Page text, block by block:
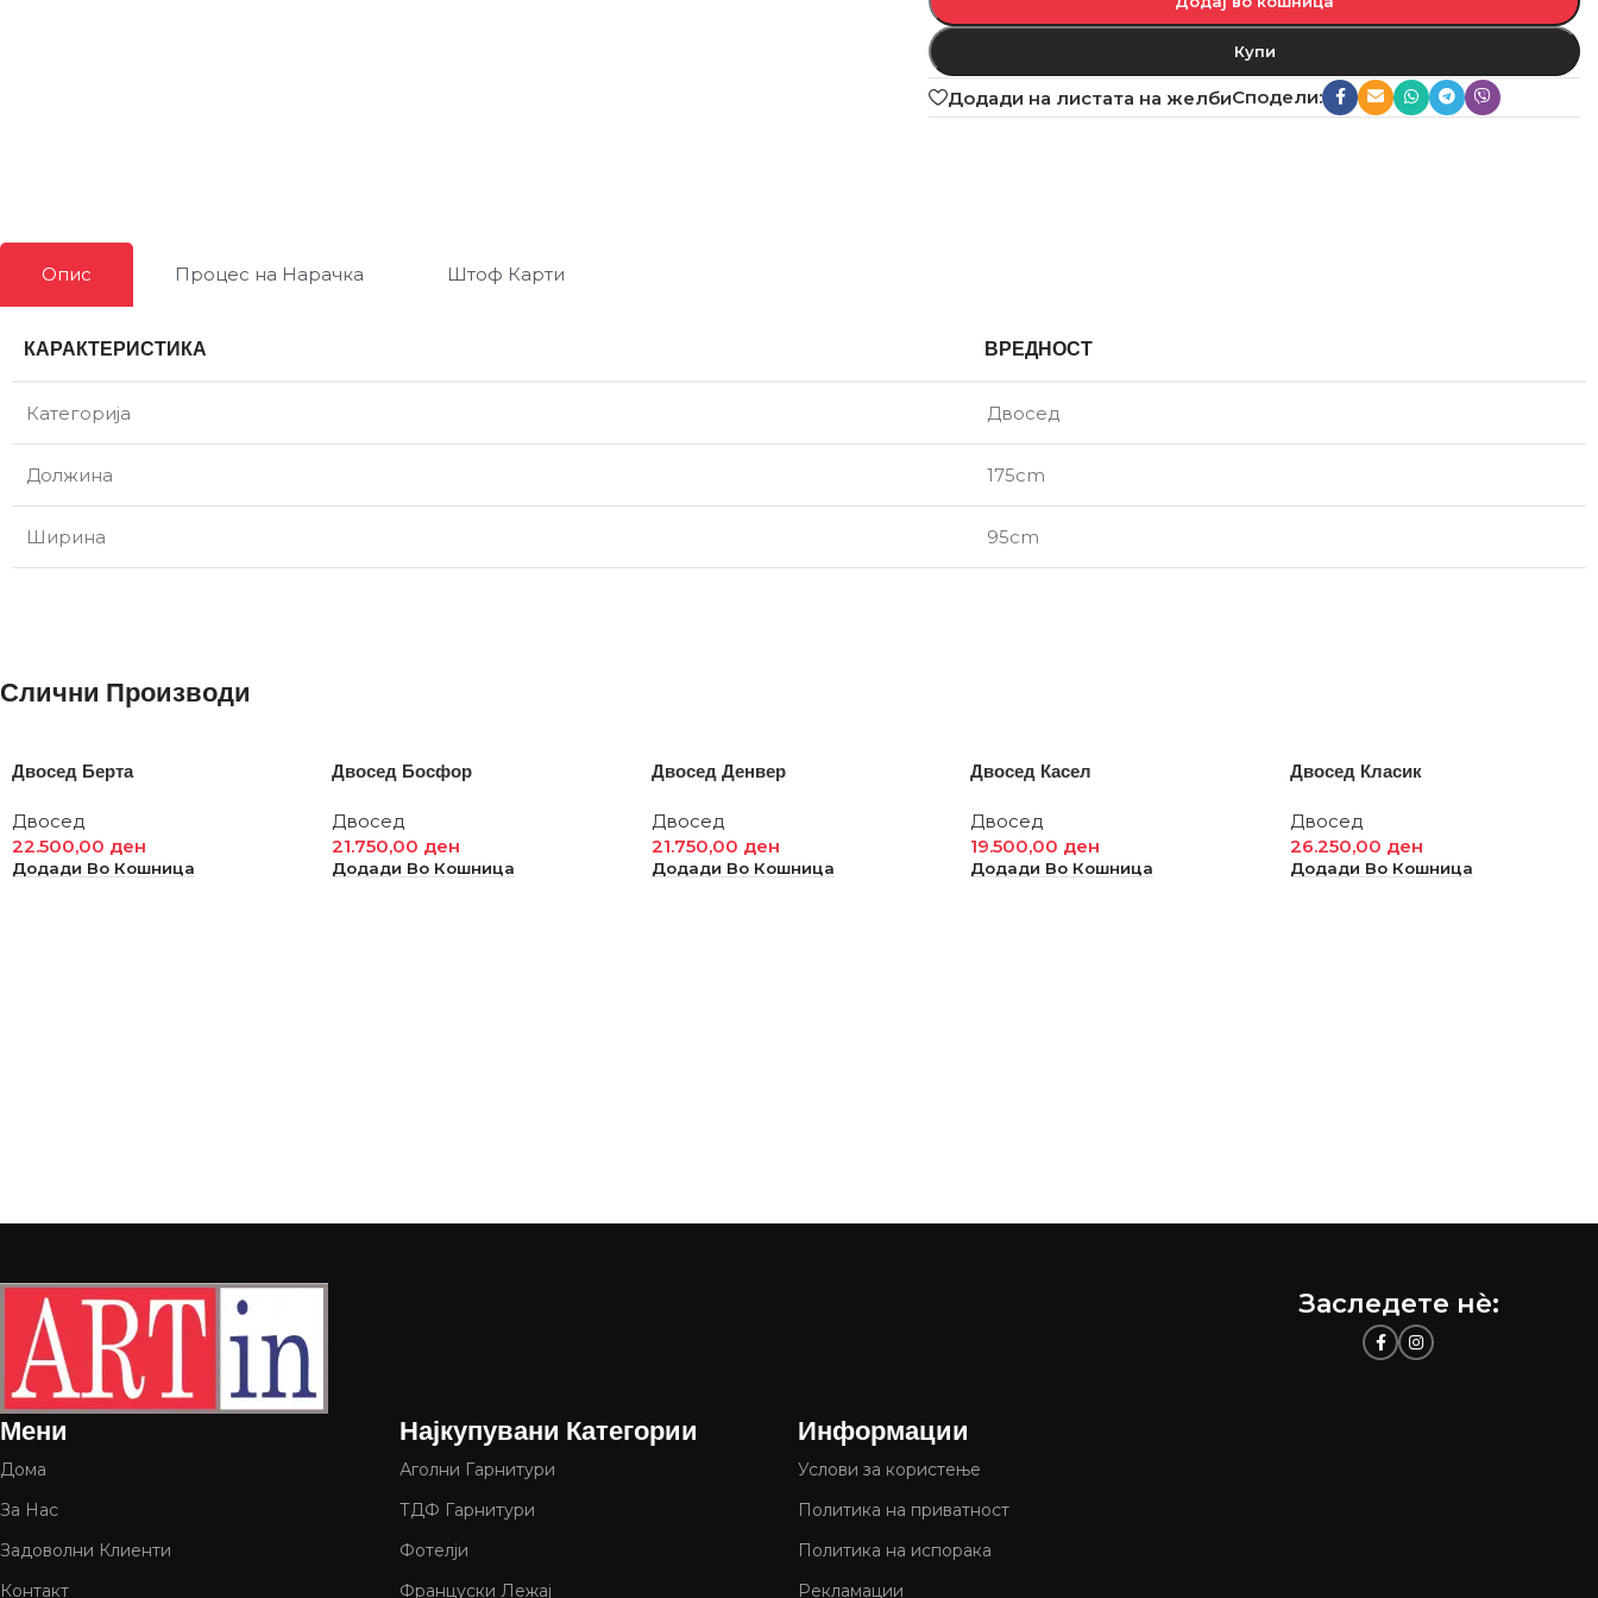
Купи
Додади на листата на желбиСподели:
Опис Процес на Нарачка Штоф Карти
КАРАКТЕРИСТИКА ВРЕДНОСТ
Категорија Двосед
Должина 175cm
Ширина 95cm
Слични Производи
Двосед Берта
Двосед
22.500,00 ден
Додади Во Кошница
Двосед Босфор
Двосед
21.750,00 ден
Додади Во Кошница
Двосед Денвер
Двосед
21.750,00 ден
Додади Во Кошница
Двосед Касел
Двосед
19.500,00 ден
Додади Во Кошница
Двосед Класик
Двосед
26.250,00 ден
Додади Во Кошница
Мени
Дома
За Нас
Задоволни Клиенти
Контакт
Најкупувани Категории
Аголни Гарнитури
ТДФ Гарнитури
Фотелји
Француски Лежај
Информации
Услови за користење
Политика на приватност
Политика на испорака
Рекламации
Заследете нѐ: